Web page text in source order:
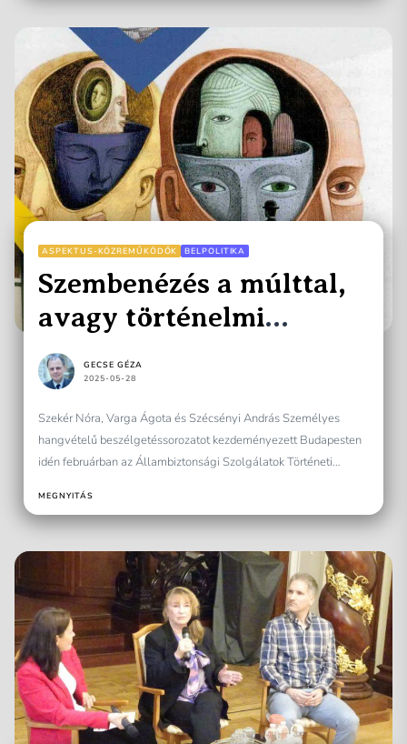
ASPEKTUS-KÖZREMŰKÖDŐK BELPOLITIKA
Szembenézés a múlttal,
avagy történelmi
terheink
GECSE GÉZA
2025-05-28
Szekér Nóra, Varga Ágota és Szécsényi András Személyes
hangvételű beszélgetéssorozatot kezdeményezett Budapesten
idén februárban az Állambiztonsági Szolgálatok Történeti
MEGNYITÁS